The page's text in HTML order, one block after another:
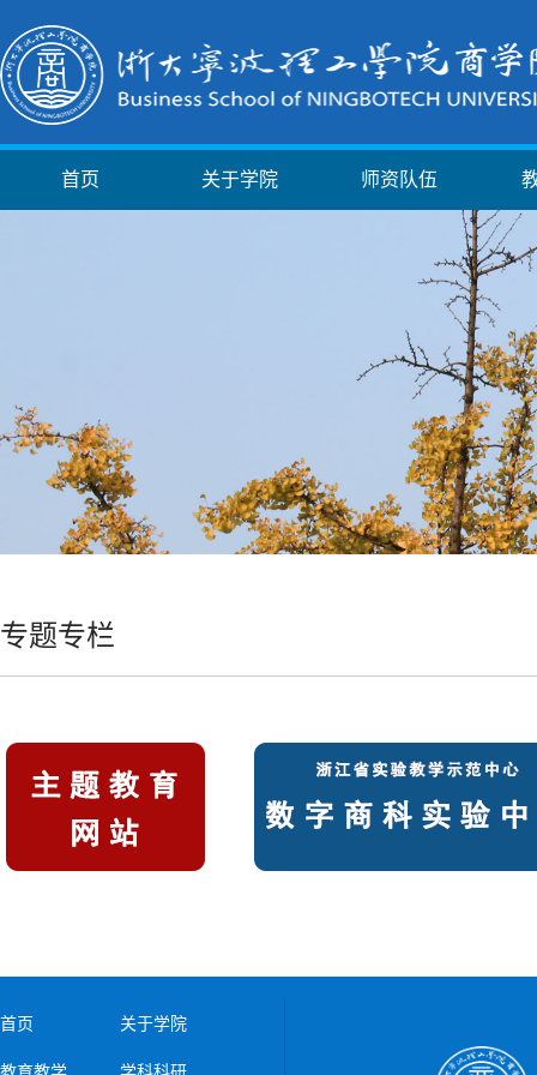
首页 关于学院 师资队伍
专题专栏
首页
关于学院
教育教学
学科科研